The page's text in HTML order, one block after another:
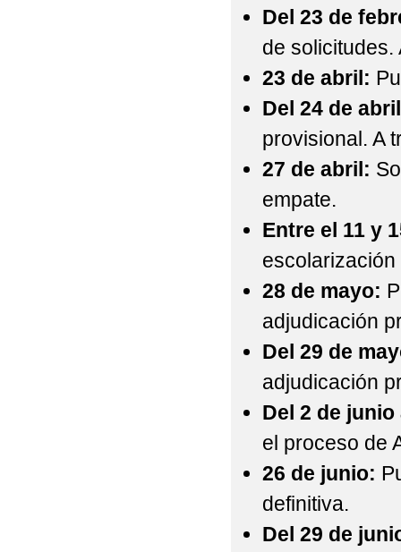
Del 23 de
de solicitudes.
23 de abril:
Del 24 de
provisional. A
27 de abril:
empate.
Entre el 11 y
28 de mayo:
adjudicación
Del 29 de
adjudicación
Del 2 de
el proceso de
26 de junio:
definitiva.
Del 29 de